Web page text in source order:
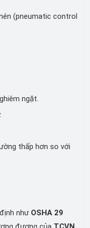
(pneumatic control
ngặt.
thấp hơn so với
như OSHA 29